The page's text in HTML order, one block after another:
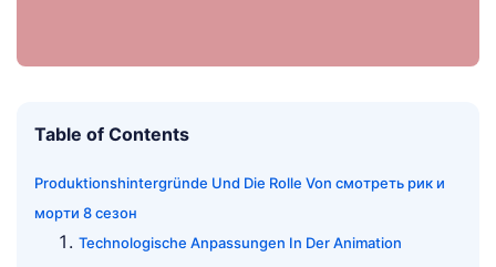
Table of Contents
Produktionshintergründe Und Die Rolle Von смотреть рик и
морти 8 сезон
Technologische Anpassungen In Der Animation